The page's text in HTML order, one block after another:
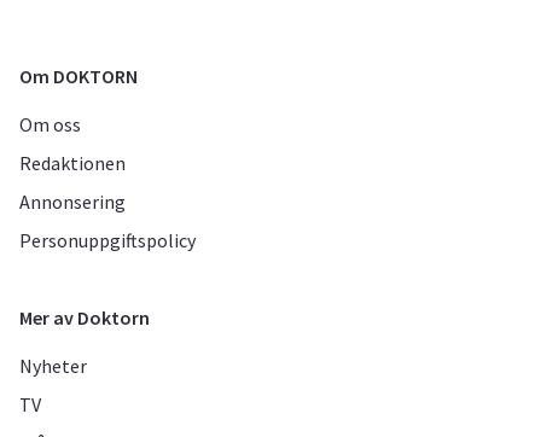
Om DOKTORN
Om oss
Redaktionen
Annonsering
Personuppgiftspolicy
Mer av Doktorn
Nyheter
TV